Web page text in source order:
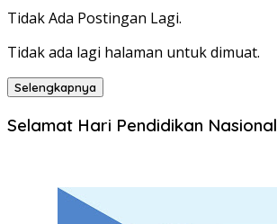
Tidak Ada Postingan Lagi.
Tidak ada lagi halaman untuk dimuat.
Selengkapnya
Selamat Hari Pendidikan Nasional